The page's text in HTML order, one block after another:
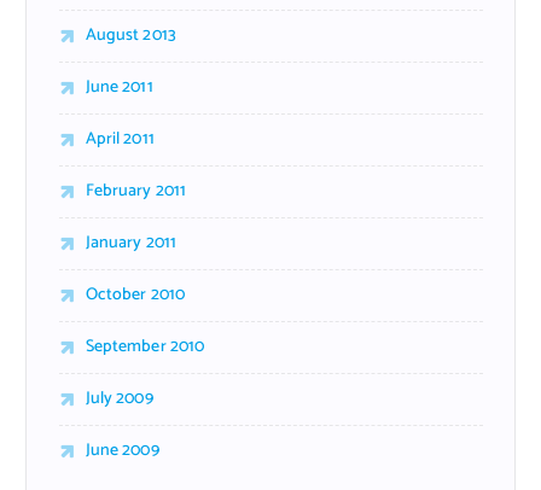
August 2013
June 2011
April 2011
February 2011
January 2011
October 2010
September 2010
July 2009
June 2009